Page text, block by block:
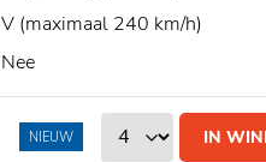
V (maximaal 240 km/h)
Nee
IN
NIEUW